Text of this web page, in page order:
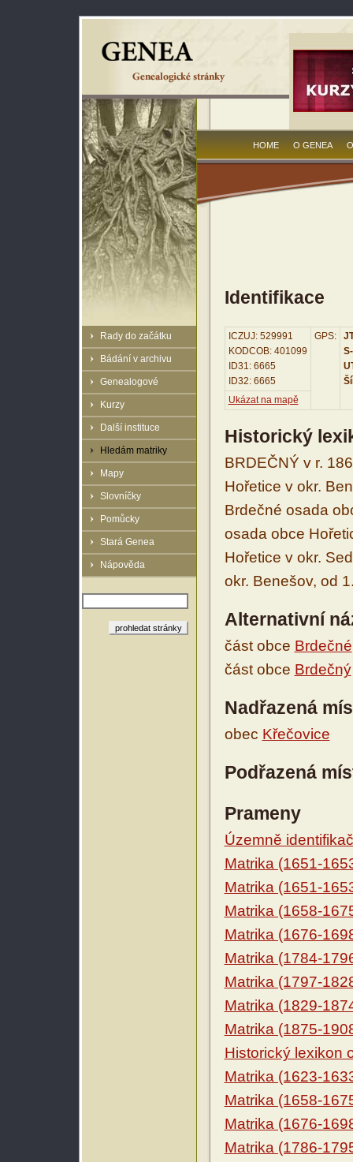
Rady do začátku
Bádání v archivu
Genealogové
Kurzy
Další instituce
Hledám matriky
Mapy
Slovníčky
Pomůcky
Stará Genea
Nápověda
HOME O GENEA
Identifikace
ICZUJ: 529991
KODCOB: 401099
ID31: 6665
ID32: 6665
GPS:
Ukázat na mapě
Historický
BRDEČNÝ v r.
Hořetice v okr.
Brdečné osada
osada obce
Hořetice v okr.
okr. Benešov, od
Alternativní
část obce Brdečné
část obce Brdečný
Nadřazená
obec Křečovice
Podřazená
Prameny
Územně
Matrika (1651-
Matrika (1651-
Matrika (1658-
Matrika (1676-
Matrika (1784-
Matrika (1797-
Matrika (1829-
Matrika (1875-
Historický lexikon
Matrika (1623-
Matrika (1658-
Matrika (1676-
Matrika (1786-